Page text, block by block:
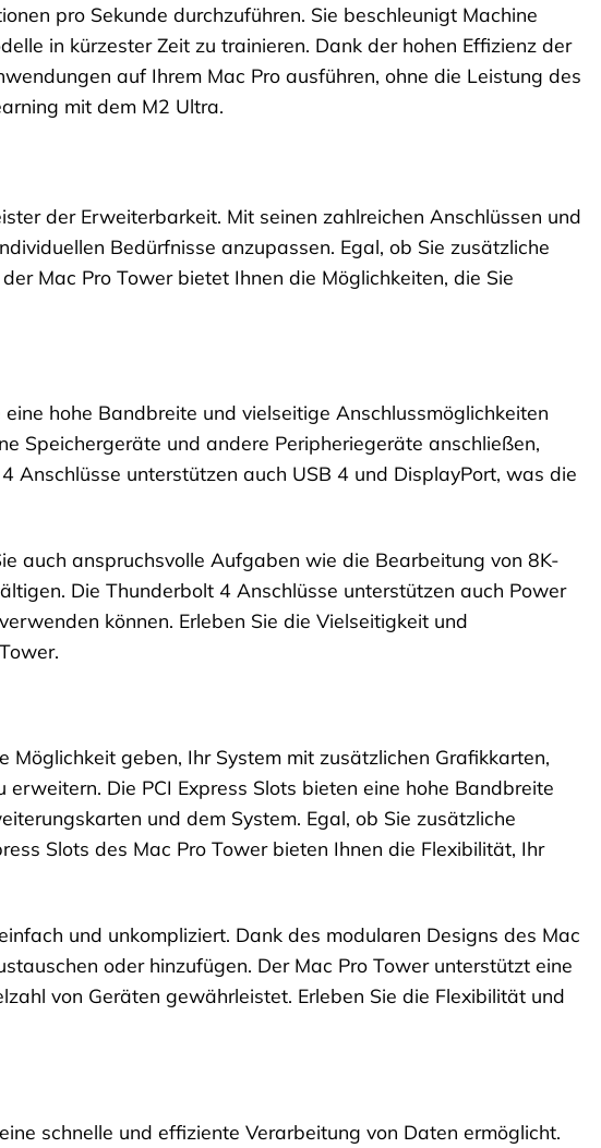
pro Sekunde durchzuführen. Sie beschleunigt Machine
in kürzester Zeit zu trainieren. Dank der hohen Effizienz der
auf Ihrem Mac Pro ausführen, ohne die Leistung des
mit dem M2 Ultra.
der Erweiterbarkeit. Mit seinen zahlreichen Anschlüssen und
Bedürfnisse anzupassen. Egal, ob Sie zusätzliche
Mac Pro Tower bietet Ihnen die Möglichkeiten, die Sie
hohe Bandbreite und vielseitige Anschlussmöglichkeiten
Speichergeräte und andere Peripheriegeräte anschließen,
Anschlüsse unterstützen auch USB 4 und DisplayPort, was die
auch anspruchsvolle Aufgaben wie die Bearbeitung von 8K-
Die Thunderbolt 4 Anschlüsse unterstützen auch Power
können. Erleben Sie die Vielseitigkeit und
Möglichkeit geben, Ihr System mit zusätzlichen Grafikkarten,
Die PCI Express Slots bieten eine hohe Bandbreite
und dem System. Egal, ob Sie zusätzliche
Slots des Mac Pro Tower bieten Ihnen die Flexibilität, Ihr
und unkompliziert. Dank des modularen Designs des Mac
oder hinzufügen. Der Mac Pro Tower unterstützt eine
von Geräten gewährleistet. Erleben Sie die Flexibilität und
schnelle und effiziente Verarbeitung von Daten ermöglicht.